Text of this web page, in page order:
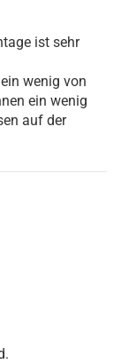
ist sehr
wenig von
ein wenig
auf der